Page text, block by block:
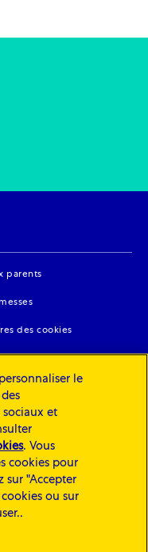
parents(opens in new
window)(opens in new window)
des cookies
(opens in new window)
®/™ est une
division de
le
et
(opens in a new
tab)
. Vous
cookies pour
sur "Accepter
ou sur